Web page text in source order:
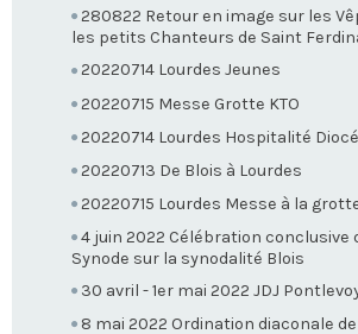
280822 Retour en image sur les
les petits Chanteurs de Saint
20220714 Lourdes Jeunes
20220715 Messe Grotte KTO
20220714 Lourdes Hospitalité
20220713 De Blois à Lourdes
20220715 Lourdes Messe à la
4 juin 2022 Célébration conclusive
Synode sur la synodalité Blois
30 avril - 1er mai 2022 JDJ
8 mai 2022 Ordination diaconale